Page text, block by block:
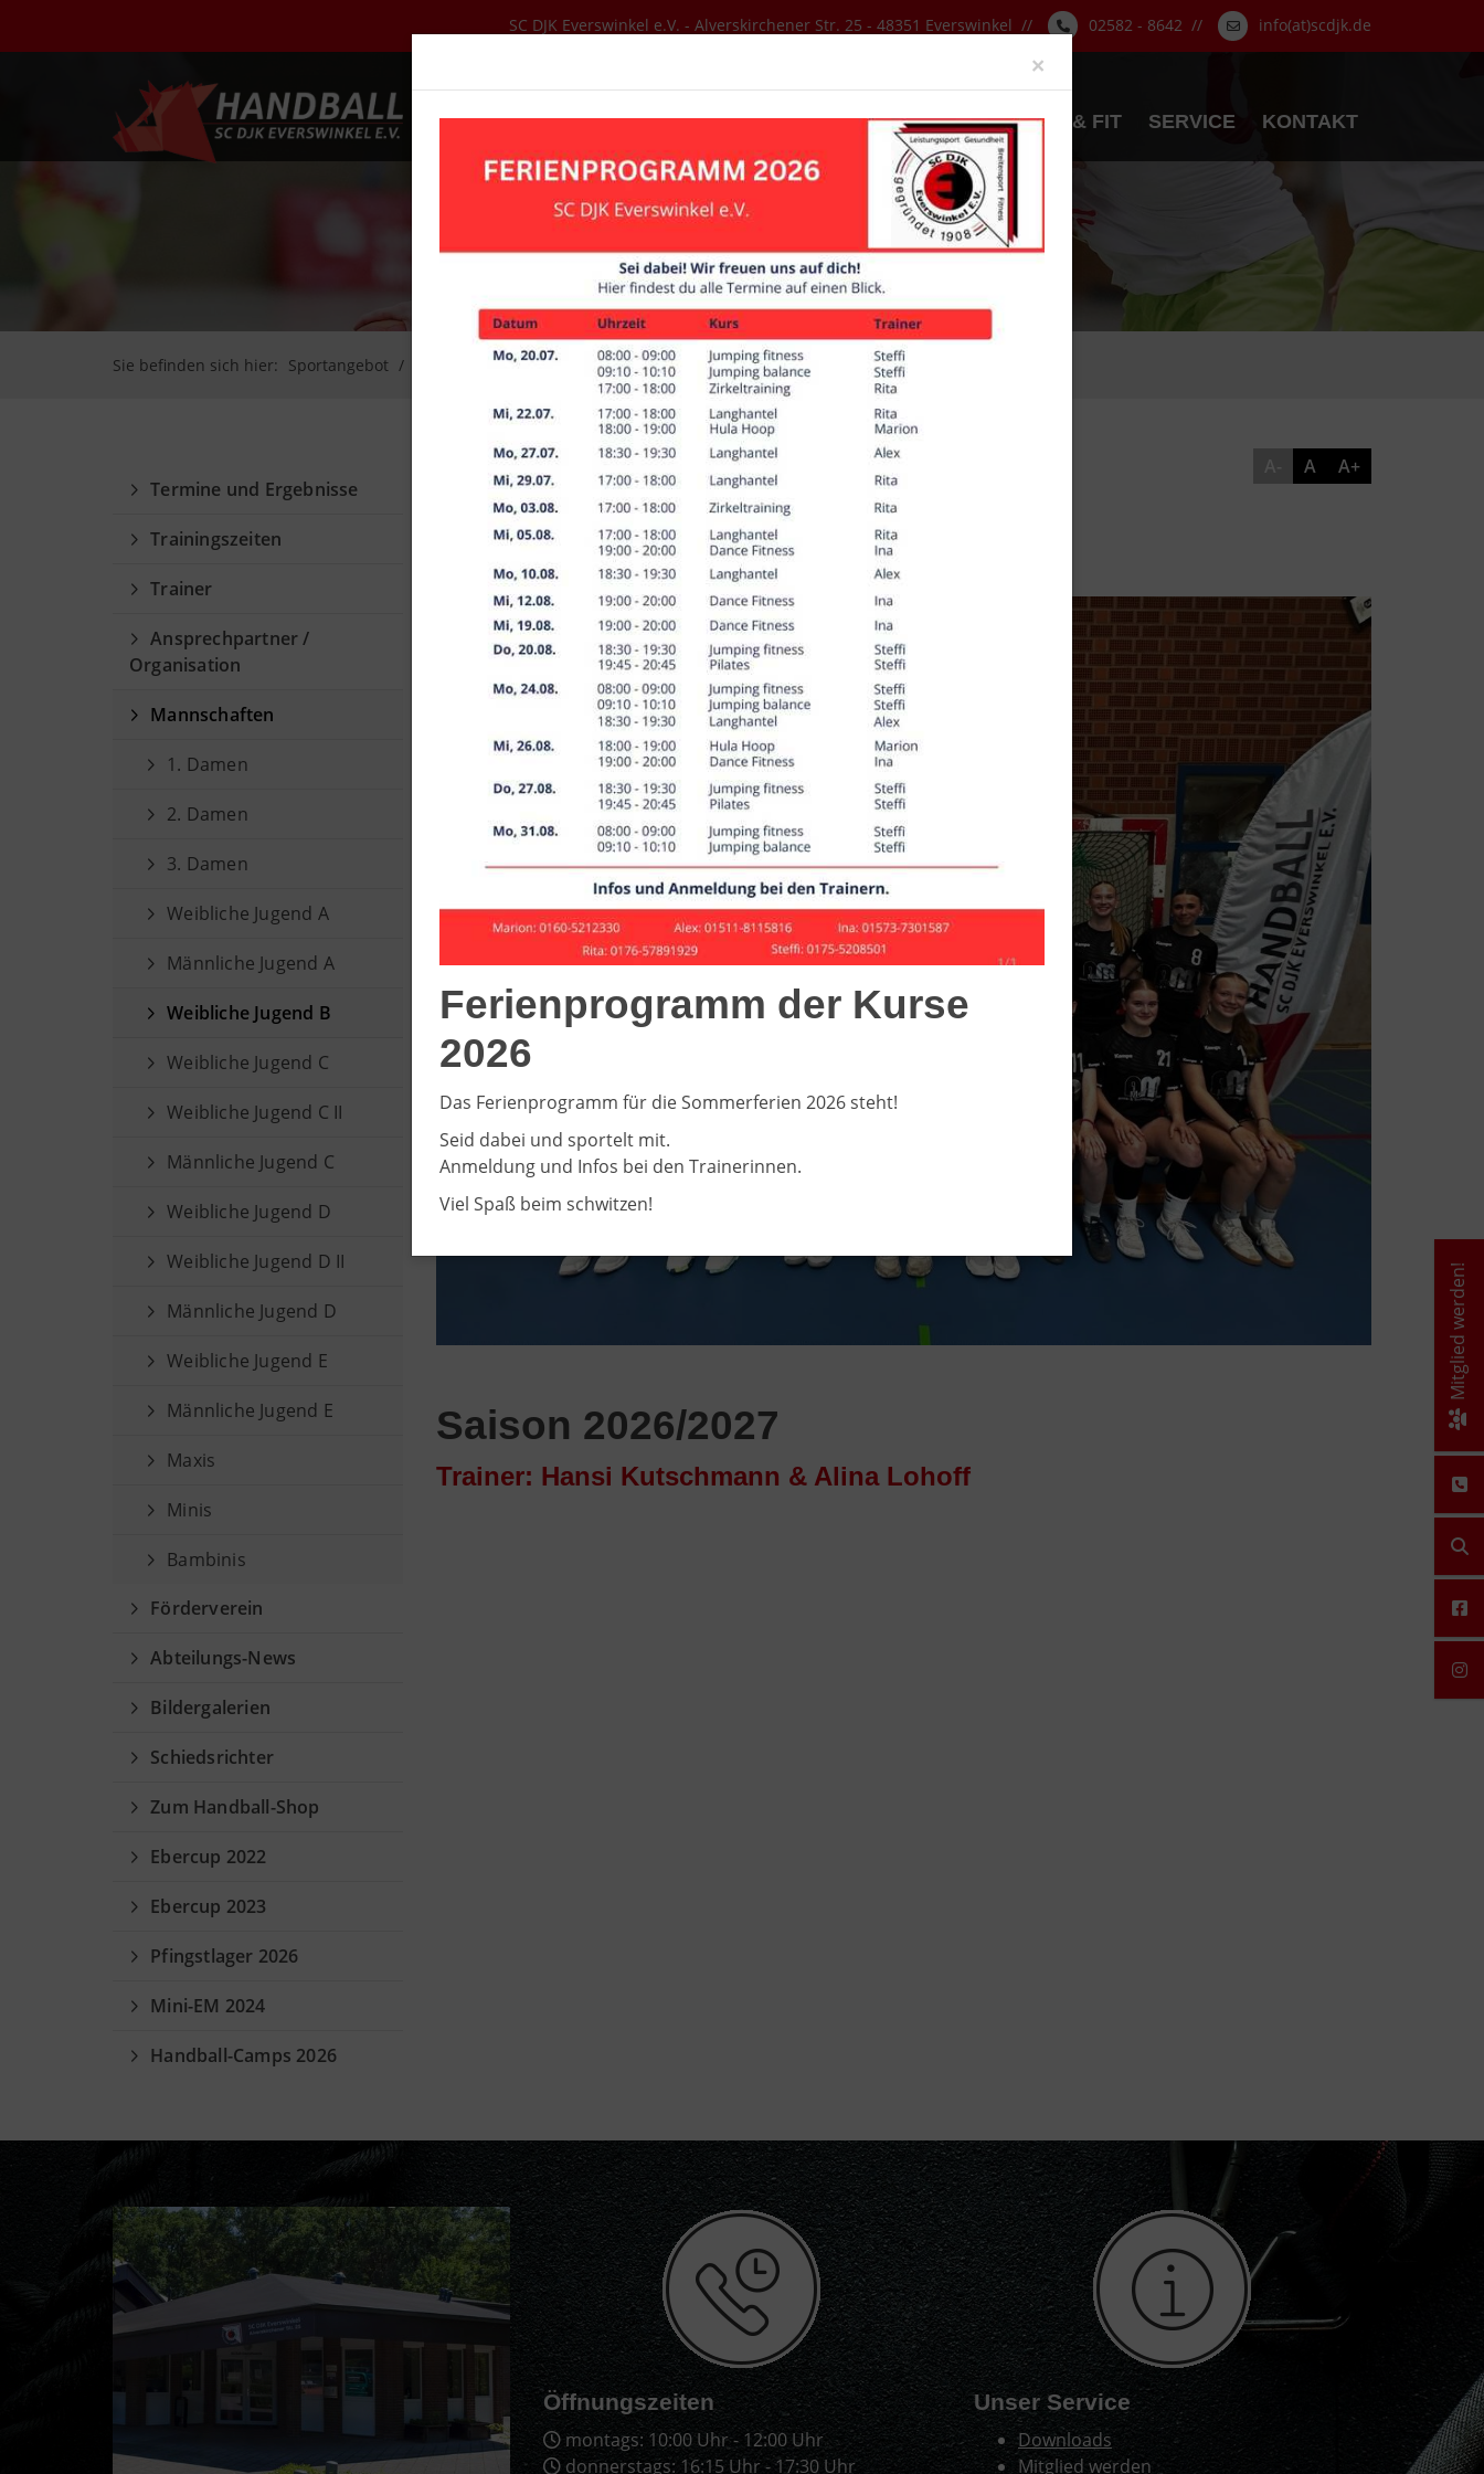
SC DJK Everswinkel e.V. - Alverskirchener Str. 25 - 48351 Everswinkel // 02582 - 8642 // info(at)scdjk.de
UNSER VEREIN AKTUELLES SPORTANGEBOT GESUND & FIT SERVICE KONTAKT
Sie befinden sich hier: Sportangebot Mannschaften Weibliche Jugend B
A A+
Weibliche Jugend B
Alter: 15-16 Jahre
Saison 2026/2027
Trainer: Hansi Kutschmann & Alina Lohoff
Termine und Ergebnisse
Trainingszeiten
Trainer
Ansprechpartner /
Organisation
Mannschaften
1. Damen
2. Damen
3. Damen
Weibliche Jugend A
Männliche Jugend A
Weibliche Jugend B
Weibliche Jugend C
Weibliche Jugend C II
Männliche Jugend C
Weibliche Jugend D
Weibliche Jugend D II
Männliche Jugend D
Weibliche Jugend E
Männliche Jugend E
Maxis
Minis
Bambinis
Förderverein
Abteilungs-News
Bildergalerien
Schiedsrichter
Zum Handball-Shop
Ebercup 2022
Ebercup 2023
Pfingstlager 2026
Mini-EM 2024
Handball-Camps 2026
Öffnungszeiten
montags: 10:00 Uhr - 12:00 Uhr
donnerstags: 16:15 Uhr - 17:30 Uhr
Unser Service
Downloads
Mitglied werden
Mitglied werden!
×
Ferienprogramm der Kurse
2026
Das Ferienprogramm für die Sommerferien 2026 steht!
Seid dabei und sportelt mit.
Anmeldung und Infos bei den Trainerinnen.
Viel Spaß beim schwitzen!